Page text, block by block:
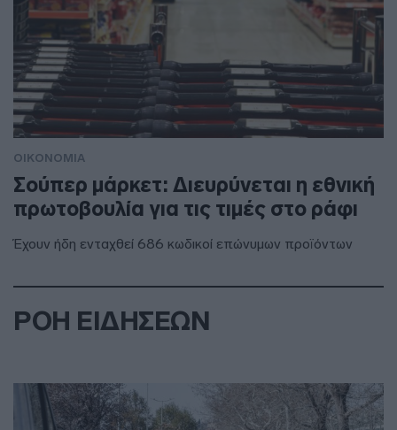
ΟΙΚΟΝΟΜΙΑ
Σούπερ μάρκετ: Διευρύνεται η εθνική
πρωτοβουλία για τις τιμές στο ράφι
Έχουν ήδη ενταχθεί 686 κωδικοί επώνυμων προϊόντων
ΡΟΗ ΕΙΔΗΣΕΩΝ